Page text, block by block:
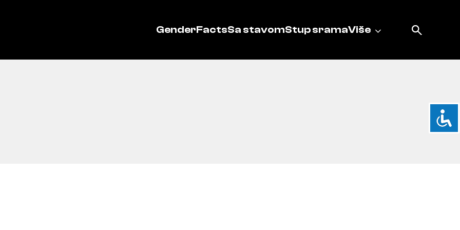
GenderFactsSa stavomStup sramaViše